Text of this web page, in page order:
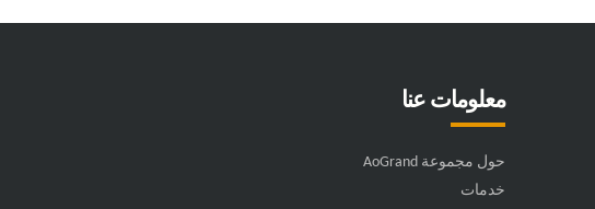
معلومات عنا
حول مجموعة AoGrand
خدمات